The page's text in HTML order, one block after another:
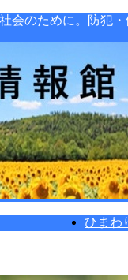
会のために。防犯
ひまわ